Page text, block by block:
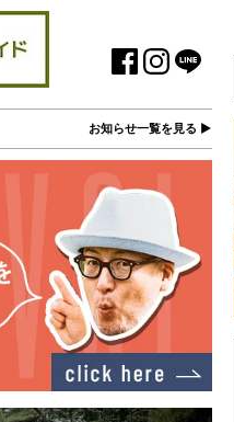
お知らせ一覧を見る ▶